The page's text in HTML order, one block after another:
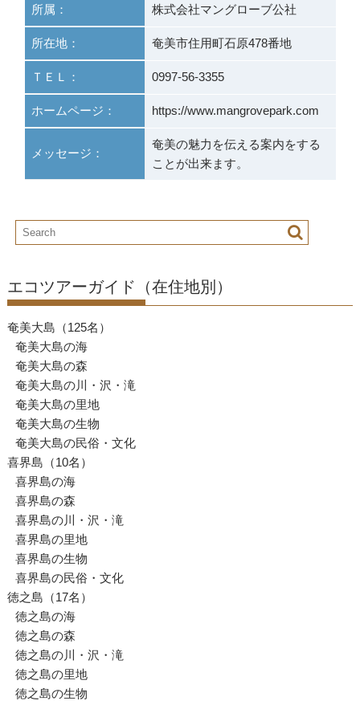
所属： 株式会社マングローブ公社
所在地： 奄美市住用町石原478番地
ＴＥＬ： 0997-56-3355
ホームページ： https://www.mangrovepark.com
メッセージ：
奄美の魅力を伝える案内をする
ことが出来ます。
エコツアーガイド（在住地別）
奄美大島（125名）
奄美大島の海
奄美大島の森
奄美大島の川・沢・滝
奄美大島の里地
奄美大島の生物
奄美大島の民俗・文化
喜界島（10名）
喜界島の海
喜界島の森
喜界島の川・沢・滝
喜界島の里地
喜界島の生物
喜界島の民俗・文化
徳之島（17名）
徳之島の海
徳之島の森
徳之島の川・沢・滝
徳之島の里地
徳之島の生物